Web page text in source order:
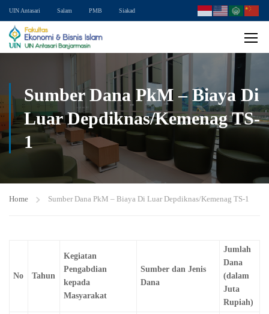
UIN Antasari Salam PMB Siakad
Sumber Dana PkM – Biaya Di
Luar Depdiknas/Kemenag TS-
1
Home Sumber Dana PkM – Biaya Di Luar Depdiknas/Kemenag TS-1
No Tahun
Kegiatan
Pengabdian
kepada
Masyarakat
Sumber dan Jenis
Dana
Jumlah
Dana
(dalam
Juta
Rupiah)